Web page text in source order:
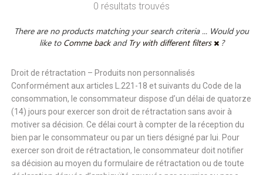
0 résultats trouvés
There are no products matching your search criteria ... Would you
like to Comme back and Try with different filters ?
Droit de rétractation – Produits non personnalisés
Conformément aux articles L.221-18 et suivants du Code de la
consommation, le consommateur dispose d’un délai de quatorze
(14) jours pour exercer son droit de rétractation sans avoir à
motiver sa décision. Ce délai court à compter de la réception du
bien par le consommateur ou par un tiers désigné par lui. Pour
exercer son droit de rétractation, le consommateur doit notifier
sa décision au moyen du formulaire de rétractation ou de toute